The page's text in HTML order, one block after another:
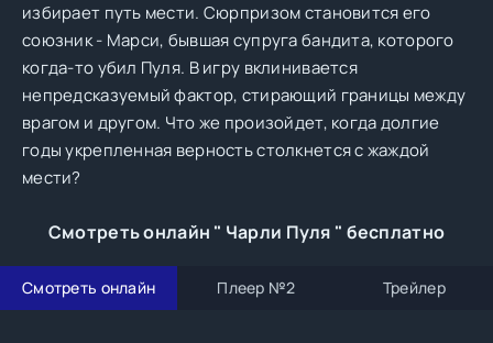
избирает путь мести. Сюрпризом становится его
союзник - Марси, бывшая супруга бандита, которого
когда-то убил Пуля. В игру вклинивается
непредсказуемый фактор, стирающий границы между
врагом и другом. Что же произойдет, когда долгие
годы укрепленная верность столкнется с жаждой
мести?
Смотреть онлайн " Чарли Пуля " бесплатно
Смотреть онлайн Плеер №2 Трейлер